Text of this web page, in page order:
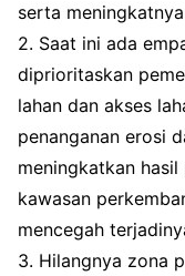
serta
2. Saat ini ada
diprioritaskan
lahan dan akses
penanganan erosi
meningkatkan
kawasan
mencegah
3. Hilangnya zona